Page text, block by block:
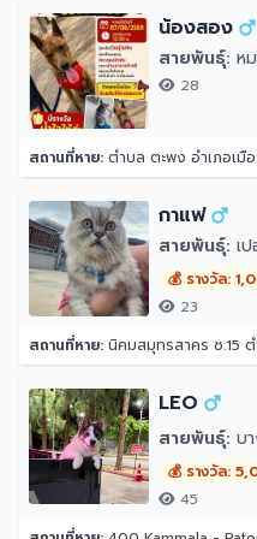
น้องสอง
สายพันธุ์: ห
28
สถานที่หาย: ตำบล ตะพง อำเภอเมื
กาแฟ
สายพันธุ์: เ
💰 รางวัล:
23
สถานที่หาย: นิคมสมุทรสาคร ซ.15 ตำบล ท่
LEO
สายพันธุ์: บ
💰 รางวัล:
45